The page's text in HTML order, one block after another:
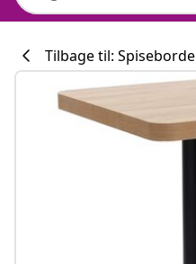
Tilbage til: Spiseborde